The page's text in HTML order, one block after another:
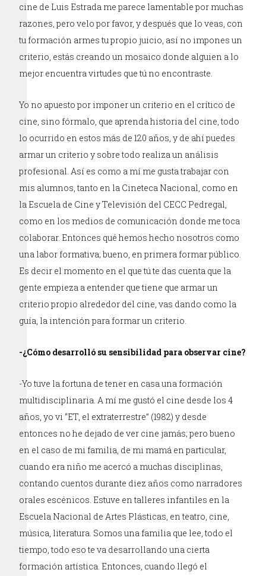
cine de Luis Estrada me parece lamentable por muchas
razones, pero velo por favor, y después que lo veas, con
tu formación armes tu propio juicio, así no impones un
criterio, estás creando un mosaico donde alguien a lo
mejor encuentra virtudes que tú no encontraste.
Yo no apuesto por imponer un criterio en el crítico de
cine, sino fórmalo, que aprenda historia del cine, todo
lo ocurrido en estos más de 120 años, y de ahí puedes
armar un criterio y sobre todo realiza un análisis
profesional. Así es como a mí me gusta trabajar con
mis alumnos, tanto en la Cineteca Nacional, como en
la Escuela de Cine y Televisión del CECC Pedregal,
como en los medios de comunicación donde me toca
colaborar. Entonces qué hemos hecho nosotros como
una labor formativa; bueno, en primera formar público.
Es decir el momento en el que tú te das cuenta que la
gente empieza a entender que tiene que armar un
criterio propio alrededor del cine, vas dando como la
guía, la intención para formar un criterio.
-¿Cómo desarrolló su sensibilidad para observar cine?
-Yo tuve la fortuna de tener en casa una formación
multidisciplinaria. A mí me gustó el cine desde los 4
años, yo vi “ET, el extraterrestre” (1982) y desde
entonces no he dejado de ver cine jamás; pero bueno
en el caso de mi familia, de mi mamá en particular,
cuando era niño me acercó a muchas disciplinas,
contando cuentos durante diez años como narradores
orales escénicos. Estuve en talleres infantiles en la
Escuela Nacional de Artes Plásticas, en teatro, cine,
música, literatura. Somos una familia que lee, todo el
tiempo, todo eso te va desarrollando una cierta
formación artística. Entonces, cuando llegó el